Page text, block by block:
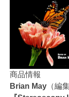
商品情報
Brian May （編